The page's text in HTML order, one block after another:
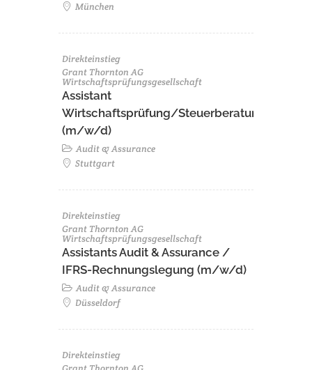
München
Direkteinstieg
Grant Thornton AG
Wirtschaftsprüfungsgesellschaft
Assistant
Wirtschaftsprüfung/Steuerberatung
(m/w/d)
Audit & Assurance
Stuttgart
Direkteinstieg
Grant Thornton AG
Wirtschaftsprüfungsgesellschaft
Assistants Audit & Assurance /
IFRS-Rechnungslegung (m/w/d)
Audit & Assurance
Düsseldorf
Direkteinstieg